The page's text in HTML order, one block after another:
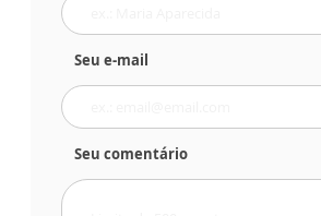
Seu e-mail
Seu comentário